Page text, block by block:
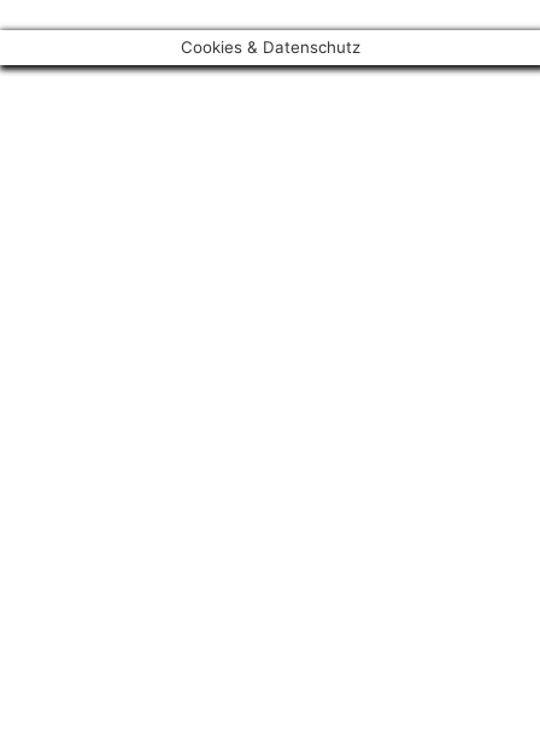
Cookies & Datenschutz